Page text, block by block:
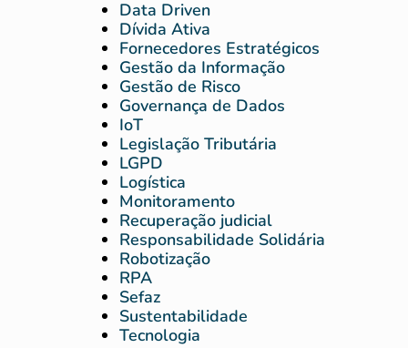
Data Driven
Dívida Ativa
Fornecedores Estratégicos
Gestão da Informação
Gestão de Risco
Governança de Dados
IoT
Legislação Tributária
LGPD
Logística
Monitoramento
Recuperação judicial
Responsabilidade Solidária
Robotização
RPA
Sefaz
Sustentabilidade
Tecnologia